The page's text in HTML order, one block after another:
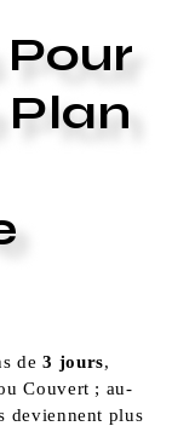
de3 jours,
Couvert ; au-
deviennent plus